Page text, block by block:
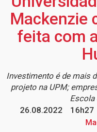
Mackenzie
feita com
Investimento é de mais
projeto na UPM;
Escola
26.08.2022
16h27